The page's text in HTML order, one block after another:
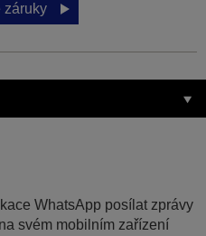
záruky
WhatsApp posílat zprávy
svém mobilním zařízení